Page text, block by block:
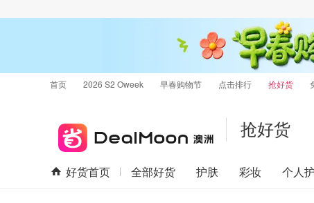
首页 2026 S2 Oweek 早春购物节 点击排行 抢好货
抢好货
好货首页 全部好货 护肤 彩妆 个人